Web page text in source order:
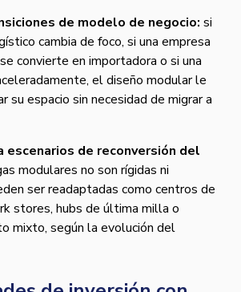
de modelo de negocio: si
cambia de foco, si una empresa
convierte en importadora o si una
el diseño modular le
su espacio sin necesidad de migrar a
escenarios de reconversión del
modulares no son rígidas ni
ser readaptadas como centros de
stores, hubs de última milla o
mixto, según la evolución del